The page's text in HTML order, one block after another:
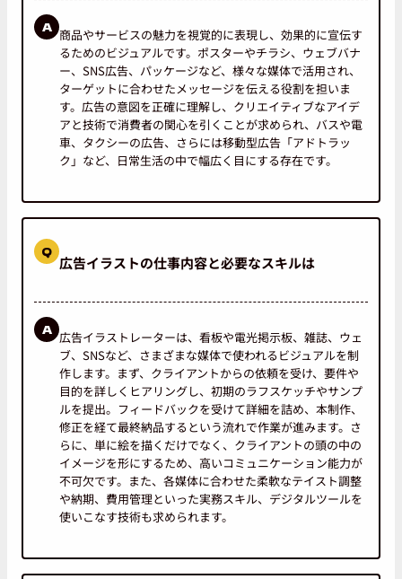
A 商品やサービスの魅力を視覚的に表現し、効果的に宣伝す
るためのビジュアルです。ポスターやチラシ、ウェブバナ
ー、SNS広告、パッケージなど、様々な媒体で活用され、
ターゲットに合わせたメッセージを伝える役割を担いま
す。広告の意図を正確に理解し、クリエイティブなアイデ
アと技術で消費者の関心を引くことが求められ、バスや電
車、タクシーの広告、さらには移動型広告「アドトラッ
ク」など、日常生活の中で幅広く目にする存在です。
Q
広告イラストの仕事内容と必要なスキルは
A 広告イラストレーターは、看板や電光掲示板、雑誌、ウェ
ブ、SNSなど、さまざまな媒体で使われるビジュアルを制
作します。まず、クライアントからの依頼を受け、要件や
目的を詳しくヒアリングし、初期のラフスケッチやサンプ
ルを提出。フィードバックを受けて詳細を詰め、本制作、
修正を経て最終納品するという流れで作業が進みます。さ
らに、単に絵を描くだけでなく、クライアントの頭の中の
イメージを形にするため、高いコミュニケーション能力が
不可欠です。また、各媒体に合わせた柔軟なテイスト調整
や納期、費用管理といった実務スキル、デジタルツールを
使いこなす技術も求められます。